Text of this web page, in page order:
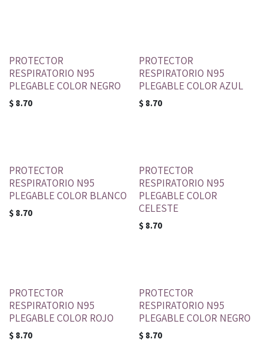
PROTECTOR
RESPIRATORIO N95
PLEGABLE COLOR NEGRO
$ 8.70
PROTECTOR
RESPIRATORIO N95
PLEGABLE COLOR AZUL
$ 8.70
PROTECTOR
RESPIRATORIO N95
PLEGABLE COLOR BLANCO
$ 8.70
PROTECTOR
RESPIRATORIO N95
PLEGABLE COLOR
CELESTE
$ 8.70
PROTECTOR
RESPIRATORIO N95
PLEGABLE COLOR ROJO
$ 8.70
PROTECTOR
RESPIRATORIO N95
PLEGABLE COLOR NEGRO
$ 8.70